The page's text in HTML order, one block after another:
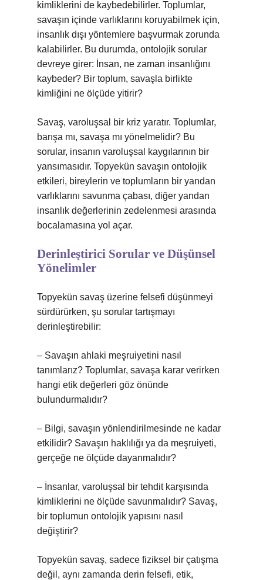
kimliklerini de kaybedebilirler. Toplumlar,
savaşın içinde varlıklarını koruyabilmek için,
insanlık dışı yöntemlere başvurmak zorunda
kalabilirler. Bu durumda, ontolojik sorular
devreye girer: İnsan, ne zaman insanlığını
kaybeder? Bir toplum, savaşla birlikte
kimliğini ne ölçüde yitirir?
Savaş, varoluşsal bir kriz yaratır. Toplumlar,
barışa mı, savaşa mı yönelmelidir? Bu
sorular, insanın varoluşsal kaygılarının bir
yansımasıdır. Topyekün savaşın ontolojik
etkileri, bireylerin ve toplumların bir yandan
varlıklarını savunma çabası, diğer yandan
insanlık değerlerinin zedelenmesi arasında
bocalamasına yol açar.
Derinleştirici Sorular ve Düşünsel
Yönelimler
Topyekün savaş üzerine felsefi düşünmeyi
sürdürürken, şu sorular tartışmayı
derinleştirebilir:
– Savaşın ahlaki meşruiyetini nasıl
tanımlarız? Toplumlar, savaşa karar verirken
hangi etik değerleri göz önünde
bulundurmalıdır?
– Bilgi, savaşın yönlendirilmesinde ne kadar
etkilidir? Savaşın haklılığı ya da meşruiyeti,
gerçeğe ne ölçüde dayanmalıdır?
– İnsanlar, varoluşsal bir tehdit karşısında
kimliklerini ne ölçüde savunmalıdır? Savaş,
bir toplumun ontolojik yapısını nasıl
değiştirir?
Topyekün savaş, sadece fiziksel bir çatışma
değil, aynı zamanda derin felsefi, etik,